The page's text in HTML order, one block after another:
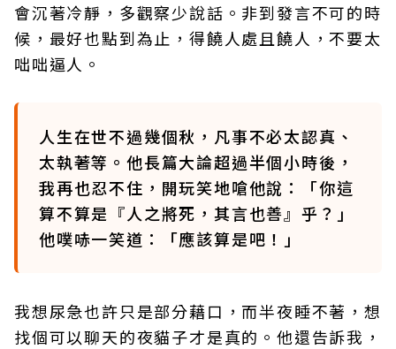
會沉著冷靜，多觀察少說話。非到發言不可的時
候，最好也點到為止，得饒人處且饒人，不要太
咄咄逼人。
人生在世不過幾個秋，凡事不必太認真、
太執著等。他長篇大論超過半個小時後，
我再也忍不住，開玩笑地嗆他說：「你這
算不算是『人之將死，其言也善』乎？」
他噗哧一笑道：「應該算是吧！」
我想尿急也許只是部分藉口，而半夜睡不著，想
找個可以聊天的夜貓子才是真的。他還告訴我，